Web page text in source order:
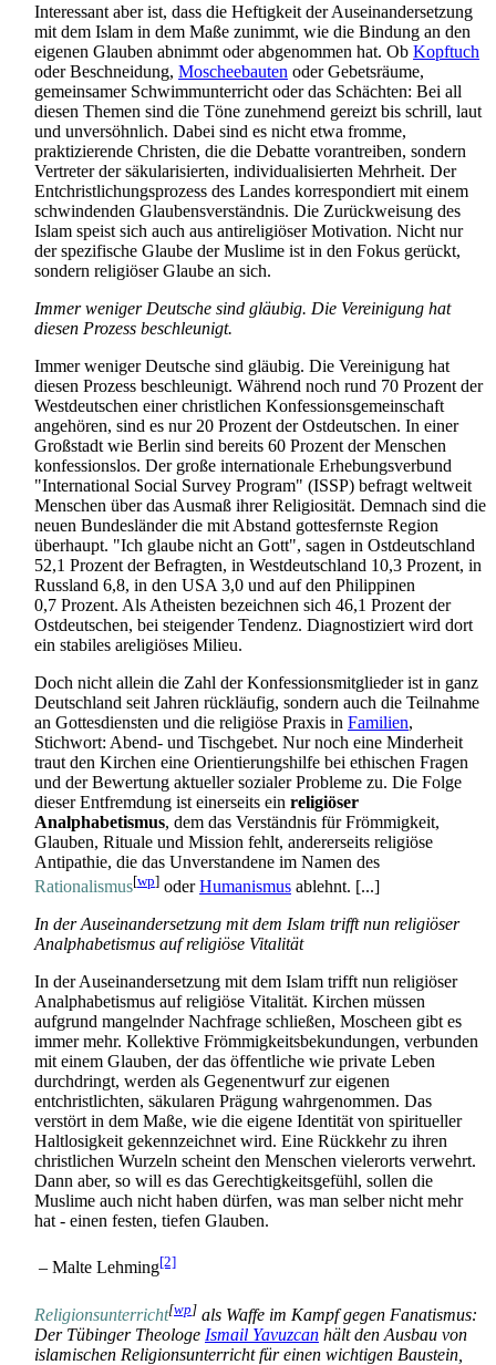
Interessant aber ist, dass die Heftigkeit der Auseinander­setzung
mit dem Islam in dem Maße zunimmt, wie die Bindung an den
eigenen Glauben abnimmt oder abgenommen hat. Ob Kopftuch
oder Beschneidung, Moschee­bauten oder Gebetsräume,
gemeinsamer Schwimm­unterricht oder das Schächten: Bei all
diesen Themen sind die Töne zunehmend gereizt bis schrill, laut
und unversöhnlich. Dabei sind es nicht etwa fromme,
praktizierende Christen, die die Debatte vorantreiben, sondern
Vertreter der säkularisierten, individualisierten Mehrheit. Der
Entchristlichungs­prozess des Landes korrespondiert mit einem
schwindenden Glaubens­verständnis. Die Zurück­weisung des
Islam speist sich auch aus anti­religiöser Motivation. Nicht nur
der spezifische Glaube der Muslime ist in den Fokus gerückt,
sondern religiöser Glaube an sich.
Immer weniger Deutsche sind gläubig. Die Vereinigung hat
diesen Prozess beschleunigt.
Immer weniger Deutsche sind gläubig. Die Vereinigung hat
diesen Prozess beschleunigt. Während noch rund 70 Prozent der
Westdeutschen einer christlichen Konfessions­gemeinschaft
angehören, sind es nur 20 Prozent der Ostdeutschen. In einer
Großstadt wie Berlin sind bereits 60 Prozent der Menschen
konfessionslos. Der große internationale Erhebungs­verbund
"International Social Survey Program" (ISSP) befragt weltweit
Menschen über das Ausmaß ihrer Religiosität. Demnach sind die
neuen Bundesländer die mit Abstand gottesfernste Region
überhaupt. "Ich glaube nicht an Gott", sagen in Ostdeutschland
52,1 Prozent der Befragten, in West­deutschland 10,3 Prozent, in
Russland 6,8, in den USA 3,0 und auf den Philippinen
0,7 Prozent. Als Atheisten bezeichnen sich 46,1 Prozent der
Ostdeutschen, bei steigender Tendenz. Diagnostiziert wird dort
ein stabiles areligiöses Milieu.
Doch nicht allein die Zahl der Konfessions­mitglieder ist in ganz
Deutschland seit Jahren rückläufig, sondern auch die Teilnahme
an Gottes­diensten und die religiöse Praxis in Familien,
Stichwort: Abend- und Tisch­gebet. Nur noch eine Minderheit
traut den Kirchen eine Orientierungs­hilfe bei ethischen Fragen
und der Bewertung aktueller sozialer Probleme zu. Die Folge
dieser Entfremdung ist einerseits ein religiöser
Analphabetismus, dem das Verständnis für Frömmigkeit,
Glauben, Rituale und Mission fehlt, andererseits religiöse
Antipathie, die das Unverstandene im Namen des
Rationalismus[wp] oderHumanismus ablehnt. [...]
In der Auseinandersetzung mit dem Islam trifft nun religiöser
Analphabetismus auf religiöse Vitalität
In der Auseinandersetzung mit dem Islam trifft nun religiöser
Analphabetismus auf religiöse Vitalität. Kirchen müssen
aufgrund mangelnder Nachfrage schließen, Moscheen gibt es
immer mehr. Kollektive Frömmigkeits­bekundungen, verbunden
mit einem Glauben, der das öffentliche wie private Leben
durchdringt, werden als Gegenentwurf zur eigenen
entchristlichten, säkularen Prägung wahrgenommen. Das
verstört in dem Maße, wie die eigene Identität von spiritueller
Haltlosigkeit gekennzeichnet wird. Eine Rückkehr zu ihren
christlichen Wurzeln scheint den Menschen vielerorts verwehrt.
Dann aber, so will es das Gerechtigkeits­gefühl, sollen die
Muslime auch nicht haben dürfen, was man selber nicht mehr
hat - einen festen, tiefen Glauben.
– Malte Lehming[2]
Religionsunterricht[wp] als Waffe im Kampf gegen Fanatismus:
Der Tübinger Theologe Ismail Yavuzcan hält den Ausbau von
islamischen Religions­unterricht für einen wichtigen Baustein,